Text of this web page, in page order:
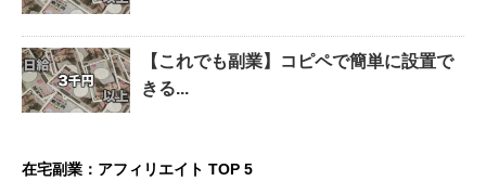
【これでも副業】コピペで簡単に設置で
きる...
在宅副業：アフィリエイト TOP 5